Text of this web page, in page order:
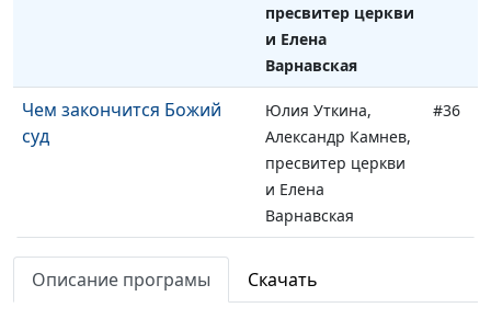
пресвитер церкви
и Елена
Варнавская
Чем закончится Божий
суд
Юлия Уткина,
Александр Камнев,
пресвитер церкви
и Елена
Варнавская
#36
Завершение великой
борьбы между Христом и
Александр Камнев,
Описание програмы Скачать